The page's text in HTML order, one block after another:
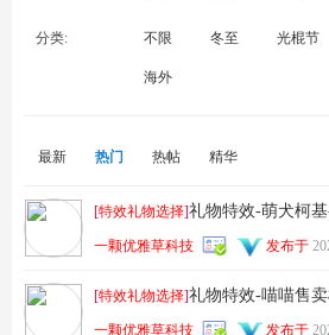
分类: 不限 冬至 光棍节
海外
最新 热门 热帖 精华
[特效礼物选择]礼物特效-萌犬柯
一颗优雅草科技 发布于
[特效礼物选择]礼物特效-喵喵售
一颗优雅草科技 发布于